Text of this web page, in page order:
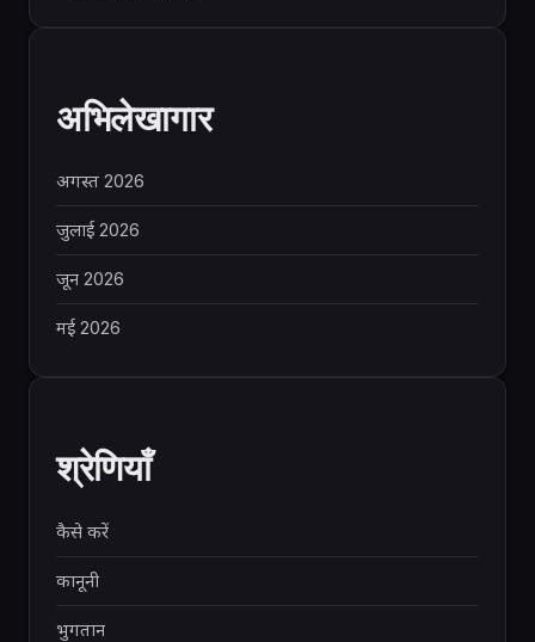
अभिलेखागार
अगस्त 2026
जुलाई 2026
जून 2026
मई 2026
श्रेणियाँ
कैसे करें
कानूनी
भुगतान